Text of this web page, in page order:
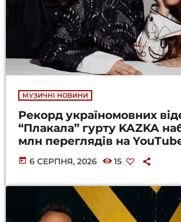
МУЗИЧНІ НОВИНИ
Рекорд україномовних
“Плакала” гурту KAZKA
млн переглядів на
today 6 СЕРПНЯ, 2026 15